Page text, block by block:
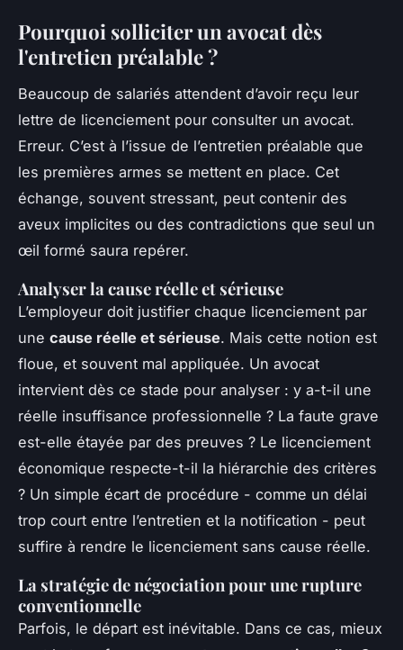
Pourquoi solliciter un avocat dès
l'entretien préalable ?
Beaucoup de salariés attendent d’avoir reçu leur
lettre de licenciement pour consulter un avocat.
Erreur. C’est à l’issue de l’entretien préalable que
les premières armes se mettent en place. Cet
échange, souvent stressant, peut contenir des
aveux implicites ou des contradictions que seul un
œil formé saura repérer.
Analyser la cause réelle et sérieuse
L’employeur doit justifier chaque licenciement par
une cause réelle et sérieuse. Mais cette notion est
floue, et souvent mal appliquée. Un avocat
intervient dès ce stade pour analyser : y a-t-il une
réelle insuffisance professionnelle ? La faute grave
est-elle étayée par des preuves ? Le licenciement
économique respecte-t-il la hiérarchie des critères
? Un simple écart de procédure - comme un délai
trop court entre l’entretien et la notification - peut
suffire à rendre le licenciement sans cause réelle.
La stratégie de négociation pour une rupture
conventionnelle
Parfois, le départ est inévitable. Dans ce cas, mieux